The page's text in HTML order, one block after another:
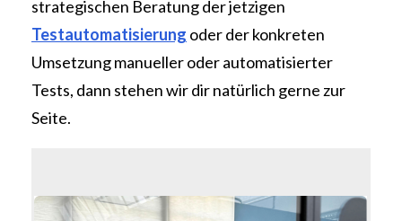
strategischen Beratung der jetzigen
Testautomatisierung oder der konkreten
Umsetzung manueller oder automatisierter
Tests, dann stehen wir dir natürlich gerne zur
Seite.